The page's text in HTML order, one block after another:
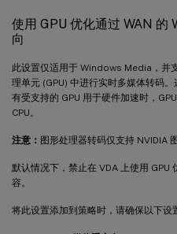
使用 GPU 优化通过 WAN 的
向
此设置仅适用于 Windows Media，并
理单元 (GPU) 中进行实时多媒体转码
有受支持的 GPU 用于硬件加速时，
CPU。
注意： 图形处理器转码仅支持 NVIDIA
默认情况下，禁止在 VDA 上使用
容。
将此设置添加到策略时，请确保以下设